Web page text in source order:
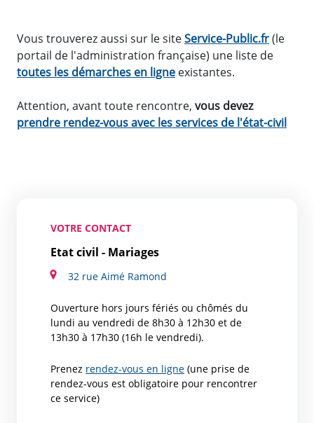
Vous trouverez aussi sur le siteService-Public.fr(le
portail de l'administration française) une liste de
toutes les démarches en ligne existantes.
Attention, avant toute rencontre, vous devez
prendre rendez-vous avec les services de l'état-civil
VOTRE CONTACT
Etat civil - Mariages
32 rue Aimé Ramond
Ouverture hors jours fériés ou chômés du
lundi au vendredi de 8h30 à 12h30 et de
13h30 à 17h30 (16h le vendredi).
Prenez rendez-vous en ligne (une prise de
rendez-vous est obligatoire pour rencontrer
ce service)